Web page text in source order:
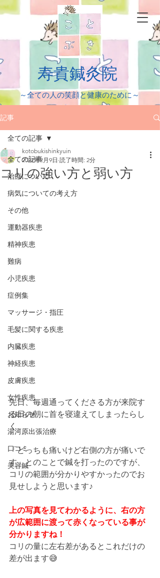
​寿貴鍼灸院
​～全ての人の笑顔と健康のために～
記事
全ての記事
治療について
病気についての考え方
その他
運動器疾患
精神疾患
難病
小児疾患
症例集
マッサージ・指圧
毛髪に関する疾患
内臓疾患
神経疾患
皮膚疾患
女性疾患
お知らせ
湯河原出張治療
口コミ
美容鍼
全ての記事
コリの強い方と弱い方
kotobukishinkyuin
2022年2月9日 読了時間: 2分
先日、毎週通ってくださる方が来院す
る日の朝に首を寝違えてしまったらし
く、
「どっちも痛いけど右側の方が痛いで
す」とのことで鍼を打ったのですが、
コリの範囲が分かりやすかったのでお
見せしようと思います♪
上の写真を見てわかるように、右の方
が広範囲に渡って赤くなっている事が
分かりますね！
コリの量に左右差があるとこれだけの
差が出ます😅